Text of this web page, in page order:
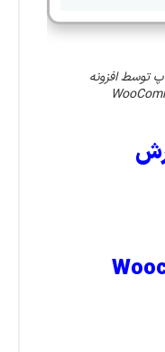
توسط افزونه